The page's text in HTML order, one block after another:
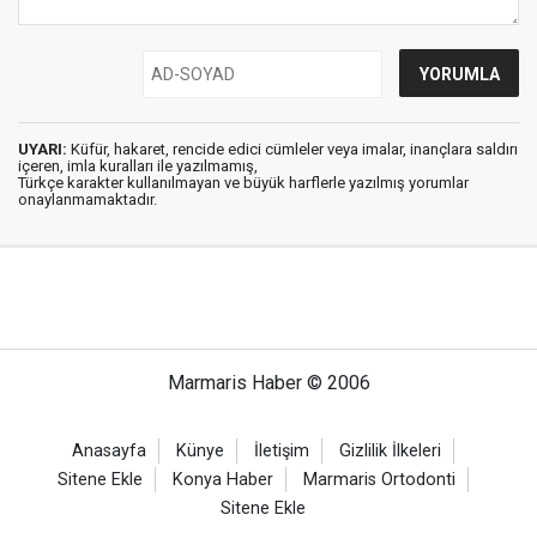
UYARI: Küfür, hakaret, rencide edici cümleler veya imalar, inançlara saldırı
içeren, imla kuralları ile yazılmamış,
Türkçe karakter kullanılmayan ve büyük harflerle yazılmış yorumlar
onaylanmamaktadır.
Marmaris Haber © 2006
Anasayfa Künye İletişim
Gizlilik İlkeleri
Sitene Ekle
Konya Haber
Marmaris Ortodonti
Sitene Ekle